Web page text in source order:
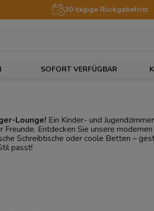
30-tägige Rückgabefrist
SOFORT VERFÜGBAR
Lounge! Ein Kinder- und
Freunde. Entdecken Sie unsere
Schreibtische oder coole Betten –
passt!